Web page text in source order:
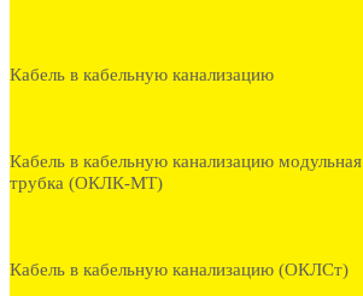
Кабель в кабельную канализацию
Кабель в кабельную канализацию модульная
трубка (ОКЛК-МТ)
Кабель в кабельную канализацию (ОКЛСт)